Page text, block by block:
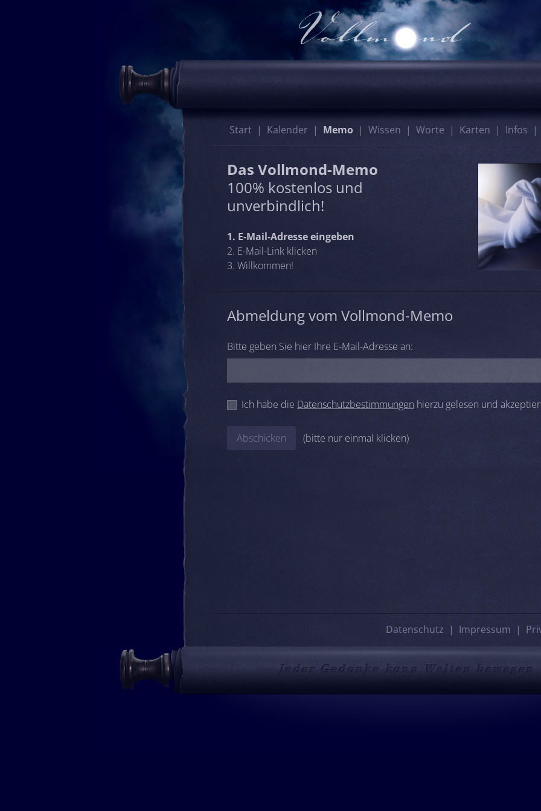
Start Kalender Memo Wissen Worte Karten Infos
Das Vollmond-Memo
100% kostenlos und
unverbindlich!
1. E-Mail-Adresse eingeben
2. E-Mail-Link klicken
3. Willkommen!
Abmeldung vom Vollmond-Memo
Bitte geben Sie hier Ihre E-Mail-Adresse an:
Ich habe die Datenschutzbestimmungen hierzu gelesen und
Abschicken (bitte nur einmal klicken)
Datenschutz Impressum